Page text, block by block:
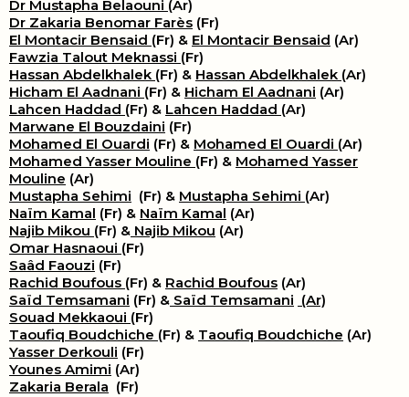
Dr Mustapha Belaouni (Ar)
Dr Zakaria Benomar Farès (Fr)
El Montacir Bensaid (Fr) & El Montacir Bensaid (Ar)
Fawzia Talout Meknassi (Fr)
Hassan Abdelkhalek (Fr) & Hassan Abdelkhalek (Ar)
Hicham El Aadnani (Fr) & Hicham El Aadnani (Ar)
Lahcen Haddad (Fr) & Lahcen Haddad (Ar)
Marwane El Bouzdaini (Fr)
Mohamed El Ouardi (Fr) & Mohamed El Ouardi (Ar)
Mohamed Yasser Mouline (Fr) & Mohamed Yasser
Mouline (Ar)
Mustapha Sehimi (Fr) & Mustapha Sehimi (Ar)
Naïm Kamal (Fr) & Naïm Kamal (Ar)
Najib Mikou (Fr) & Najib Mikou (Ar)
Omar Hasnaoui (Fr)
Saâd Faouzi (Fr)
Rachid Boufous (Fr) & Rachid Boufous (Ar)
Saïd Temsamani (Fr) & Saïd Temsamani (Ar)
Souad Mekkaoui (Fr)
Taoufiq Boudchiche (Fr) & Taoufiq Boudchiche (Ar)
Yasser Derkouli (Fr)
Younes Amimi (Ar)
Zakaria Berala (Fr)